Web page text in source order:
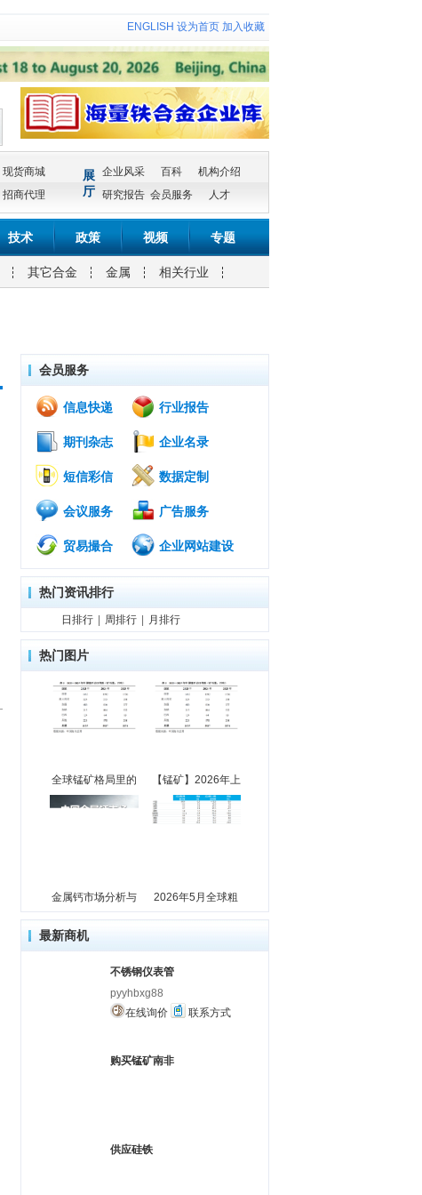
ENGLISH 设为首页 加入收藏
现货商城
招商代理
展
厅
企业风采 百科
机构介绍
研究报告 会员服务 人才
技术 政策 视频 专题
其它合金 金属 相关行业
会员服务
信息快递 行业报告
期刊杂志 企业名录
短信彩信 数据定制
会议服务 广告服务
贸易撮合 企业网站建设
热门资讯排行
日排行 周排行 月排行
热门图片
全球锰矿格局里的 【锰矿】2026年上
金属钙市场分析与 2026年5月全球粗
最新商机
不锈钢仪表管
pyyhbxg88
在线询价
联系方式
购买锰矿南非
供应硅铁